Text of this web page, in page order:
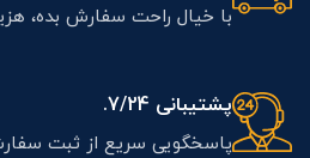
با خیال راحت سفارش بده،
پشتیبانی 7/24.
پاسخگویی سریع از ثبت